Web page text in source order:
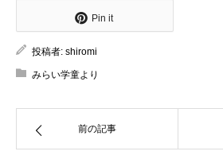
Pin it
投稿者: shiromi
みらい学童より
前の記事